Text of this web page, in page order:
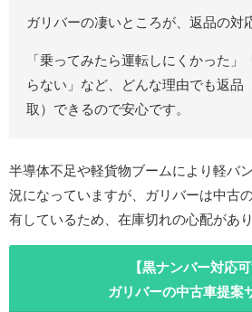
ガリバーの凄いところが、返品の対
「乗ってみたら運転しにくかった」
らない」など、どんな理由でも返品
取）できるので安心です。
半導体不足や軽貨物ブームにより軽バ
況になっていますが、ガリバーは中古
有しているため、在庫切れの心配があり
【黒ナンバー対応可
ガリバーの中古車提案